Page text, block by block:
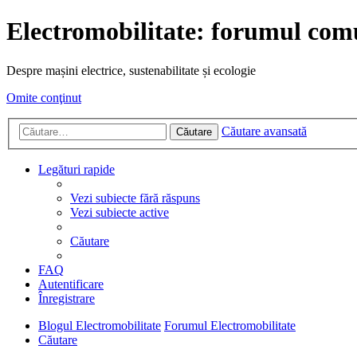
Electromobilitate: forumul
Despre mașini electrice, sustenabilitate și ecologie
Omite conţinut
Căutare Căutare avansată
Legături rapide
Vezi subiecte fără răspuns
Vezi subiecte active
Căutare
FAQ
Autentificare
Înregistrare
Blogul Electromobilitate Forumul Electromobilitate
Căutare